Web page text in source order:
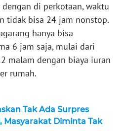
di perkotaan, waktu
tidak bisa 24 jam nonstop.
hanya bisa
6 jam saja, mulai dari
malam dengan biaya iuran
rumah.
Tak Ada Surpres
Masyarakat Diminta Tak